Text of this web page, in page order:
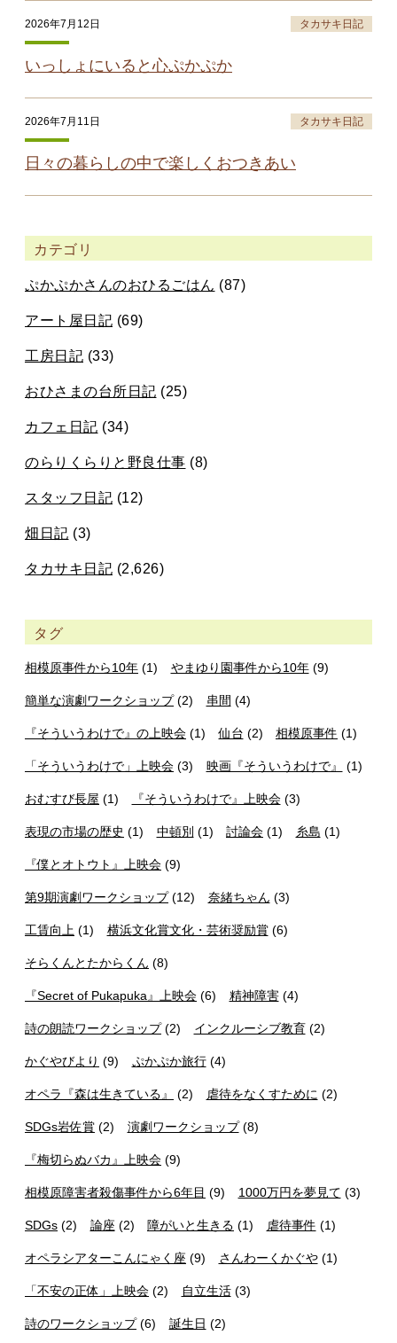
2026年7月12日 タカサキ日記
いっしょにいると心ぷかぷか
2026年7月11日 タカサキ日記
日々の暮らしの中で楽しくおつきあい
カテゴリ
ぷかぷかさんのおひるごはん (87)
アート屋日記 (69)
工房日記 (33)
おひさまの台所日記 (25)
カフェ日記 (34)
のらりくらりと野良仕事 (8)
スタッフ日記 (12)
畑日記 (3)
タカサキ日記 (2,626)
タグ
相模原事件から10年 (1) やまゆり園事件から10年(9)
簡単な演劇ワークショップ(2) 串間 (4)
『そういうわけで』の上映会 (1) 仙台 (2) 相模原事件 (1)
「そういうわけで」上映会 (3) 映画『そういうわけで』 (1)
おむすび長屋 (1) 『そういうわけで』上映会(3)
表現の市場の歴史 (1) 中頓別 (1) 討論会 (1) 糸島 (1)
『僕とオトウト』上映会 (9)
第9期演劇ワークショップ(12) 奈緒ちゃん (3)
工賃向上 (1) 横浜文化賞文化・芸術奨励賞(6)
そらくんとたからくん (8)
『Secret of Pukapuka』上映会 (6) 精神障害(4)
詩の朗読ワークショップ(2) インクルーシブ教育(2)
かぐやびより (9) ぷかぷか旅行(4)
オペラ『森は生きている』 (2) 虐待をなくすために (2)
SDGs岩佐賞 (2) 演劇ワークショップ(8)
『梅切らぬバカ』上映会 (9)
相模原障害者殺傷事件から6年目 (9) 1000万円を夢見て (3)
SDGs (2) 論座 (2) 障がいと生きる (1) 虐待事件 (1)
オペラシアターこんにゃく座 (9) さんわーくかぐや(1)
「不安の正体」上映会 (2) 自立生活(3)
詩のワークショップ(6) 誕生日 (2)